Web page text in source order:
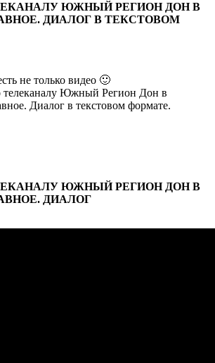
ЮЖНЫЙ РЕГИОН ДОН В
ДИАЛОГ В ТЕКСТОВОМ
не только видео 🙂
Южный Регион Дон в
Диалог в текстовом формате.
ЮЖНЫЙ РЕГИОН ДОН В
ДИАЛОГ